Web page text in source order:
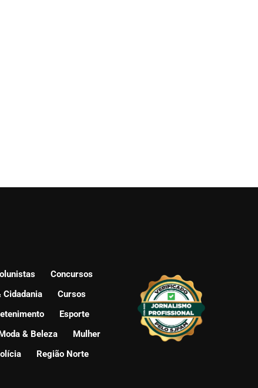
Concursos
Cidadania
Cursos
Esporte
& Beleza
Mulher
Região Norte